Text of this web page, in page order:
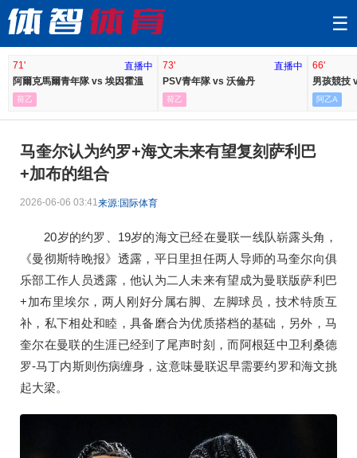
☰
71'
直播中
阿爾克馬爾青年隊 vs 埃因霍溫
荷乙
73'
直播中
PSV青年隊 vs 沃倫丹
荷乙
66'
男孩競技
阿乙A
马奎尔认为约罗+海文未来有望复刻萨利巴
+加布的组合
2026-06-06 03:41来源:国际体育
20岁的约罗、19岁的海文已经在曼联一线队崭露头角，
《曼彻斯特晚报》透露，平日里担任两人导师的马奎尔向俱
乐部工作人员透露，他认为二人未来有望成为曼联版萨利巴
+加布里埃尔，两人刚好分属右脚、左脚球员，技术特质互
补，私下相处和睦，具备磨合为优质搭档的基础，另外，马
奎尔在曼联的生涯已经到了尾声时刻，而阿根廷中卫利桑德
罗-马丁内斯则伤病缠身，这意味曼联迟早需要约罗和海文挑
起大梁。